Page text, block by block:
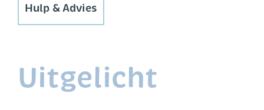
Hulp & Advies
Uitgelicht